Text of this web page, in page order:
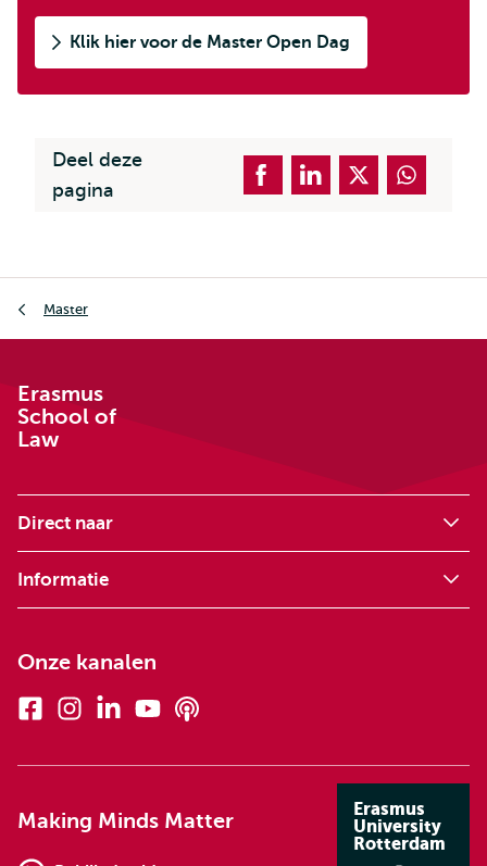
Klik hier voor de Master Open Dag
Deel deze
pagina
Master
Erasmus
School of
Law
Direct naar
Informatie
Onze kanalen
FacebookInstagramLinkedinYoutube
Making Minds Matter
Erasmus
University
Rotterdam